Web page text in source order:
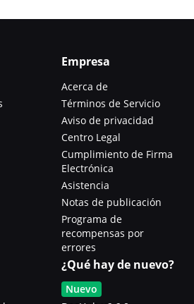
Empresa
Acerca de
Términos de Servicio
Aviso de privacidad
Centro Legal
Cumplimiento de Firma
Electrónica
Asistencia
Notas de publicación
Programa de
recompensas por
errores
¿Qué hay de nuevo?
Nuevo